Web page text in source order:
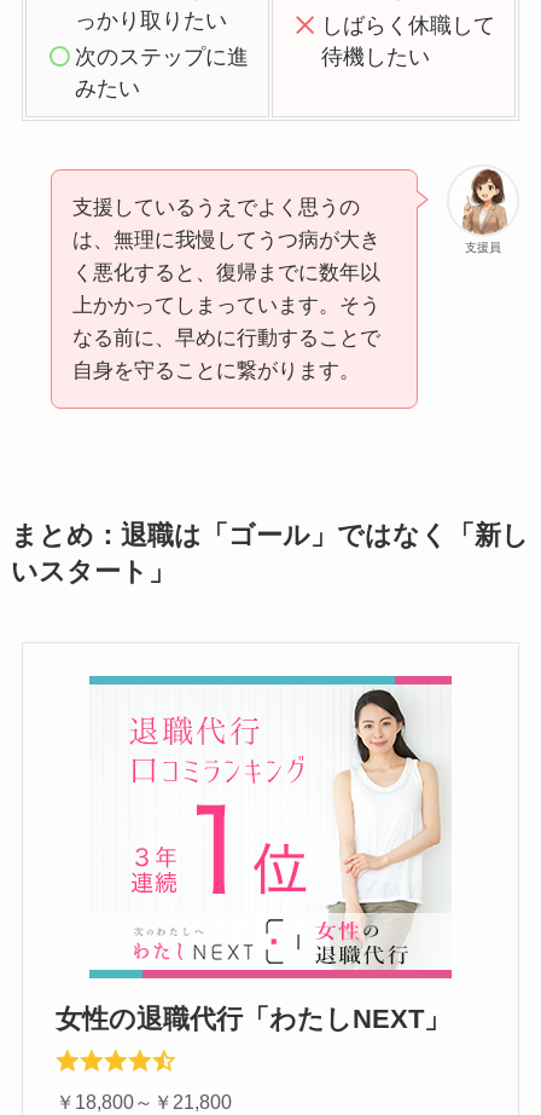
っかり取りたい
次のステップに進
みたい
しばらく休職して
待機したい
支援員
支援しているうえでよく思うの
は、無理に我慢してうつ病が大き
く悪化すると、復帰までに数年以
上かかってしまっています。そう
なる前に、早めに行動することで
自身を守ることに繋がります。
まとめ：退職は「ゴール」ではなく「新し
いスタート」
女性の退職代行「わたしNEXT」
￥18,800～￥21,800